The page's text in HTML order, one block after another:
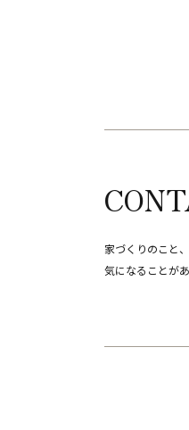
家づくりのこと
気になることが